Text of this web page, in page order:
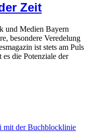
Zeit
und Medien Bayern
besondere Veredelung
ist stets am Puls
die Potenziale der